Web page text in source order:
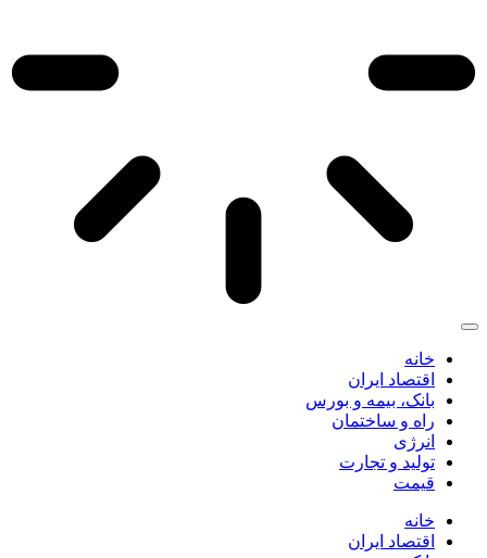
ایران
بیمه و بورس
و ساختمان
و تجارت
ایران